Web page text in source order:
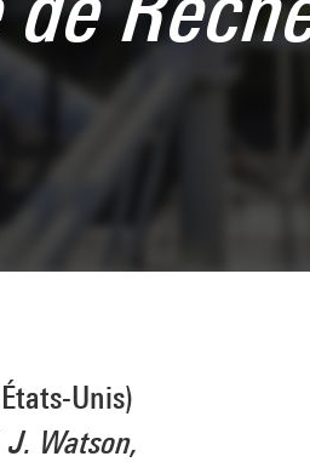
Unis)
J. Watson,